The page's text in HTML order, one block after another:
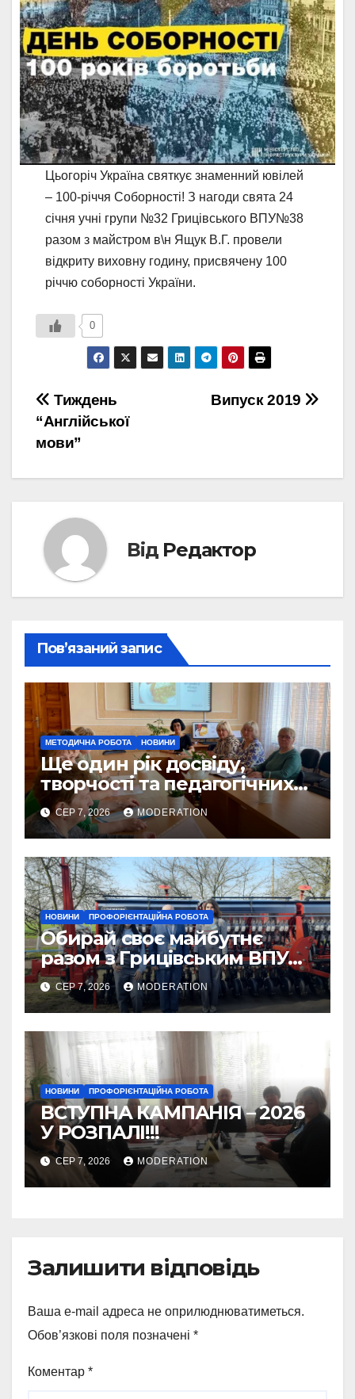
Цьогоріч Україна святкує знаменний ювілей
– 100-річчя Соборності! З нагоди свята 24
січня учні групи №32 Грицівського ВПУ№38
разом з майстром в\н Ящук В.Г. провели
відкриту виховну годину, присвячену 100
річчю соборності України.
0
Навігація
записів
Випуск 2019
Тиждень
“Англійської
мови”
Від Редактор
Пов’язаний запис
МЕТОДИЧНА РОБОТА НОВИНИ
Ще один рік досвіду,
творчості та педагогічних
перемог
СЕР 7, 2026 MODERATION
НОВИНИ ПРОФОРІЄНТАЦІЙНА РОБОТА
Обирай своє майбутнє
разом з Грицівським ВПУ
№38!
СЕР 7, 2026 MODERATION
НОВИНИ ПРОФОРІЄНТАЦІЙНА РОБОТА
ВСТУПНА КАМПАНІЯ – 2026
У РОЗПАЛІ!!!
СЕР 7, 2026 MODERATION
Залишити відповідь
Ваша e-mail адреса не оприлюднюватиметься.
Обов’язкові поля позначені *
Коментар *